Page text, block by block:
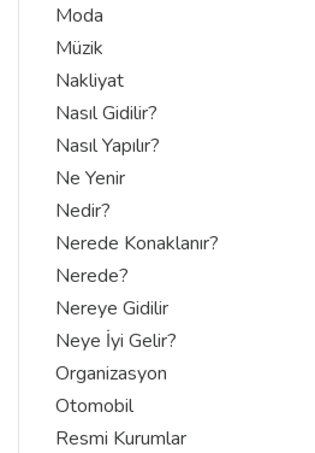
Moda
Müzik
Nakliyat
Nasıl Gidilir?
Nasıl Yapılır?
Ne Yenir
Nedir?
Nerede Konaklanır?
Nerede?
Nereye Gidilir
Neye İyi Gelir?
Organizasyon
Otomobil
Resmi Kurumlar